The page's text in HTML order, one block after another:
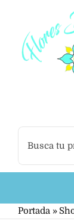
contenido
Productos
Portada»